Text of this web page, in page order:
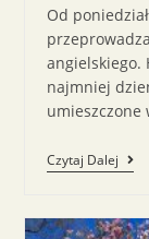
Od
angielskiego.
najmniej
umieszczone
Czytaj Dalej